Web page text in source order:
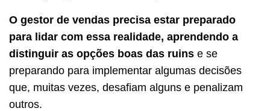
O gestor de vendas precisa estar preparado
para lidar com essa realidade, aprendendo a
distinguir as opções boas das ruins e se
preparando para implementar algumas decisões
que, muitas vezes, desafiam alguns e penalizam
outros.